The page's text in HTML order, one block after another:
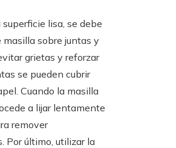
superficie lisa, se debe
masilla sobre juntas y
grietas y reforzar
se pueden cubrir
Cuando la masilla
a lijar lentamente
remover
Por último, utilizar la